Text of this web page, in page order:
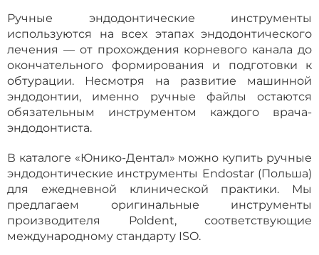
товара.
Ручные эндодонтические инструменты
используются на всех этапах эндодонтического
лечения — от прохождения корневого канала до
окончательного формирования и подготовки к
обтурации. Несмотря на развитие машинной
эндодонтии, именно ручные файлы остаются
обязательным инструментом каждого врача-
эндодонтиста.
В каталоге «Юнико-Дентал» можно купить ручные
эндодонтические инструменты Endostar (Польша)
для ежедневной клинической практики. Мы
предлагаем оригинальные инструменты
производителя Poldent, соответствующие
международному стандарту ISO.